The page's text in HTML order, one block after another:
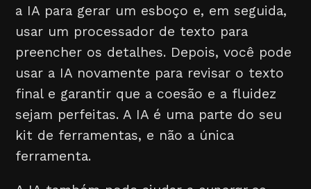
a IA para gerar um esboço e, em seguida,
usar um processador de texto para
preencher os detalhes. Depois, você pode
usar a IA novamente para revisar o texto
final e garantir que a coesão e a fluidez
sejam perfeitas. A IA é uma parte do seu
kit de ferramentas, e não a única
ferramenta.